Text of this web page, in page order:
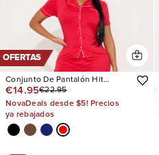
OFERTAS
Conjunto De Pantalón Hit
Snooze PJ
€14.95€22.95
NovaDeals desde $5! Precios
ya rebajados